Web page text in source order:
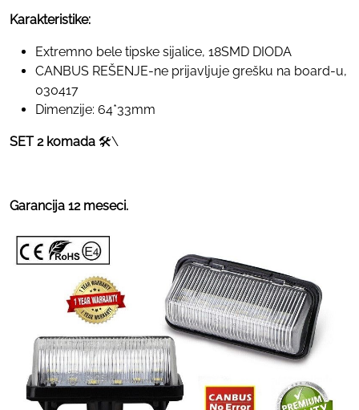
Karakteristike:
Extremno bele tipske sijalice, 18SMD DIODA
CANBUS REŠENJE-ne prijavljuje grešku na board-u,
030417
Dimenzije: 64*33mm
SET 2 komada 🛠️\
Garancija 12 meseci.